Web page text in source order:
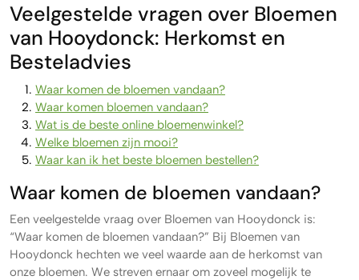
Veelgestelde vragen over Bloemen
van Hooydonck: Herkomst en
Besteladvies
Waar komen de bloemen vandaan?
Waar komen bloemen vandaan?
Wat is de beste online bloemenwinkel?
Welke bloemen zijn mooi?
Waar kan ik het beste bloemen bestellen?
Waar komen de bloemen vandaan?
Een veelgestelde vraag over Bloemen van Hooydonck is:
“Waar komen de bloemen vandaan?” Bij Bloemen van
Hooydonck hechten we veel waarde aan de herkomst van
onze bloemen. We streven ernaar om zoveel mogelijk te